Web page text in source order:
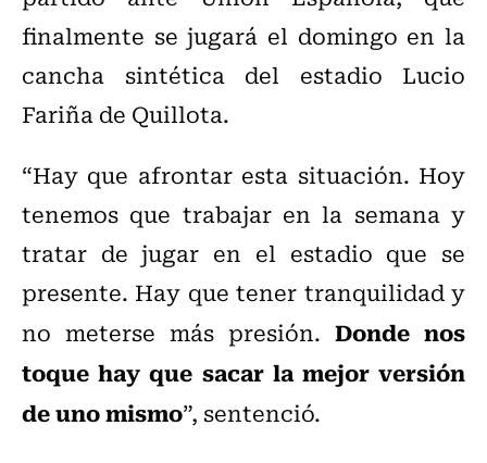
finalmente se jugará el domingo en la
cancha sintética del estadio Lucio
Fariña de Quillota.
“Hay que afrontar esta situación. Hoy
tenemos que trabajar en la semana y
tratar de jugar en el estadio que se
presente. Hay que tener tranquilidad y
no meterse más presión. Donde nos
toque hay que sacar la mejor versión
de uno mismo”, sentenció.